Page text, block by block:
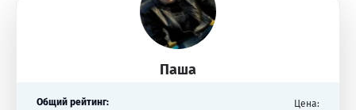
Паша
Общий рейтинг: Цена: